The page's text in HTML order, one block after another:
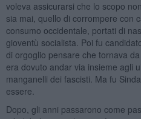
voleva assicurarsi che lo scopo
sia mai, quello di corrompere con
consumo occidentale, portati di
gioventù socialista. Poi fu
di orgoglio pensare che tornava
era dovuto andar via insieme agli
manganelli dei fascisti. Ma fu
essere.
Dopo, gli anni passarono come